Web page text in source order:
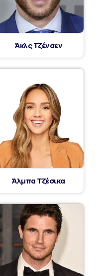
Άκλς Τζένσεν
Άλμπα Τζέσικα